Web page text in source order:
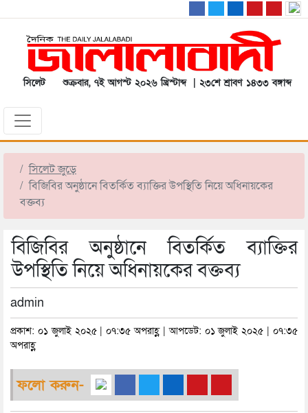
সিলেট শুক্রবার, ৭ই আগস্ট ২০২৬ খ্রিস্টাব্দ | ২৩শে শ্রাবণ ১৪৩৩ বঙ্গাব্দ
সিলেট জুড়ে
বিজিবির অনুষ্ঠানে বিতর্কিত ব্যাক্তির উপস্থিতি নিয়ে অধিনায়কের
বক্তব্য
বিজিবির অনুষ্ঠানে বিতর্কিত ব্যাক্তির
উপস্থিতি নিয়ে অধিনায়কের বক্তব্য
admin
প্রকাশ: ০১ জুলাই ২০২৫ | ০৭:৩৫ অপরাহ্ণ | আপডেট: ০১ জুলাই ২০২৫ | ০৭:৩৫
অপরাহ্ণ
ফলো করুন-